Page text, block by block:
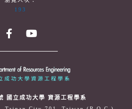
193
國立成功大學 資源工程學系